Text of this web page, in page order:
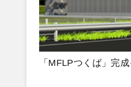
「MFLPつくば」完